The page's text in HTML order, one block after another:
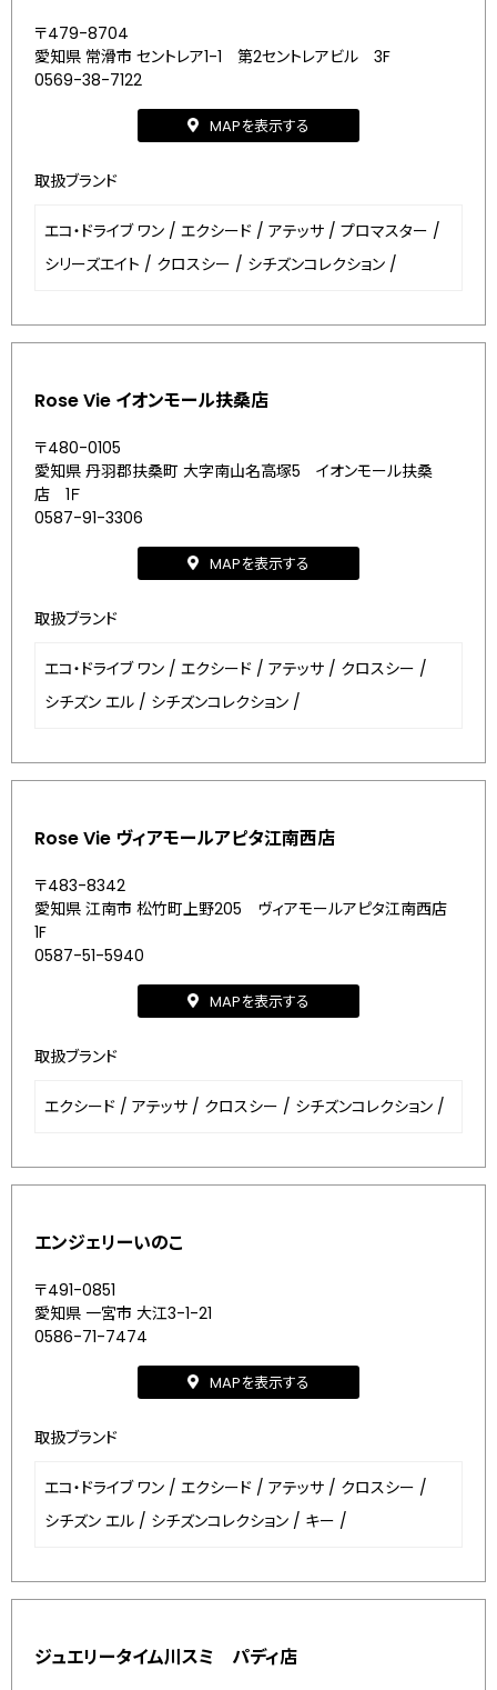
〒479-8704
愛知県 常滑市 セントレア1-1 第2セントレアビル 3F
0569-38-7122
MAPを表示する
取扱ブランド
エコ・ドライブ ワン / エクシード / アテッサ / プロマスター /
シリーズエイト / クロスシー / シチズンコレクション /
Rose Vie イオンモール扶桑店
〒480-0105
愛知県 丹羽郡扶桑町 大字南山名高塚5 イオンモール扶桑
店 1Ｆ
0587-91-3306
MAPを表示する
取扱ブランド
エコ・ドライブ ワン / エクシード / アテッサ / クロスシー /
シチズン エル / シチズンコレクション /
Rose Vie ヴィアモールアピタ江南西店
〒483-8342
愛知県 江南市 松竹町上野205 ヴィアモールアピタ江南西店
1F
0587-51-5940
MAPを表示する
取扱ブランド
エクシード / アテッサ / クロスシー / シチズンコレクション /
エンジェリーいのこ
〒491-0851
愛知県 一宮市 大江3-1-21
0586-71-7474
MAPを表示する
取扱ブランド
エコ・ドライブ ワン / エクシード / アテッサ / クロスシー /
シチズン エル / シチズンコレクション / キー /
ジュエリータイム川スミ パディ店